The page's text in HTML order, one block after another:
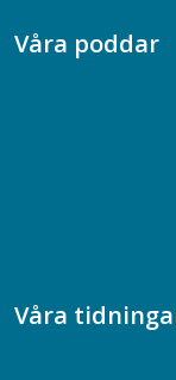
Våra poddar
Våra